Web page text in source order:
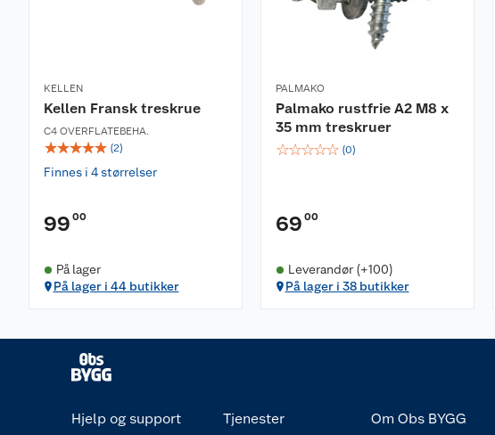
KELLEN
Kellen Fransk treskrue
C4 OVERFLATEBEHA.
☆☆☆☆☆ (2)
Finnes i 4 størrelser
99 00
På lager
På lager i 44 butikker
PALMAKO
Palmako rustfrie A2 M8 x
35 mm treskruer
☆☆☆☆☆ (0)
69 00
Leverandør (+100)
På lager i 38 butikker
Hjelp og support Tjenester Om Obs BYGG